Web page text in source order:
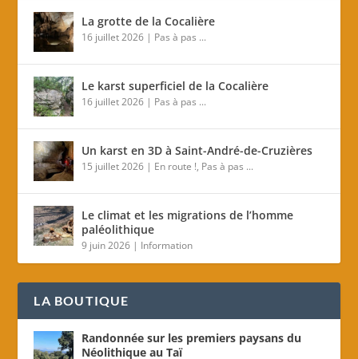
La grotte de la Cocalière
16 juillet 2026 | Pas à pas ...
Le karst superficiel de la Cocalière
16 juillet 2026 | Pas à pas ...
Un karst en 3D à Saint-André-de-Cruzières
15 juillet 2026 | En route !, Pas à pas ...
Le climat et les migrations de l’homme
paléolithique
9 juin 2026 | Information
LA BOUTIQUE
Randonnée sur les premiers paysans du
Néolithique au Taï